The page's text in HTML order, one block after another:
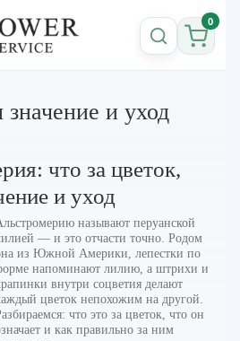
0
и уход
что за цветок,
и уход
называют перуанской
— и это отчасти точно. Родом
из Южной Америки, лепестки по
напоминают лилию, а штрихи и
внутри соцветия делают
цветок непохожим на другой.
что это за цветок, что он
и как правильно за ним